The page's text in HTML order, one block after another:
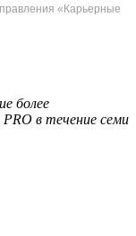
«Карьерные
более
PRO в течение семи